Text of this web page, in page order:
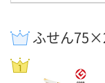
ふせん